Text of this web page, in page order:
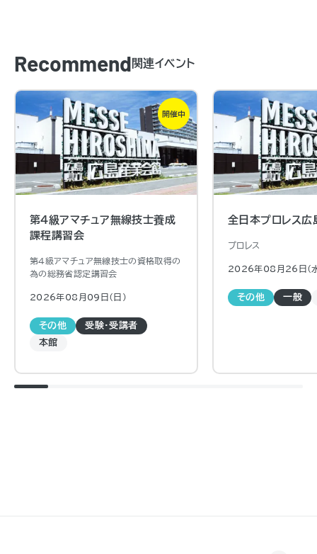
Recommend関連イベント
開催中
第4級アマチュア無線技士養成
課程講習会
第４級アマチュア無線技士の資格取得の
為の総務省認定講習会
2026年08月09日（日)
その他
受験・受講者
本館
全日本プロレス広
プロレス
2026年08月26日（
その他 一般